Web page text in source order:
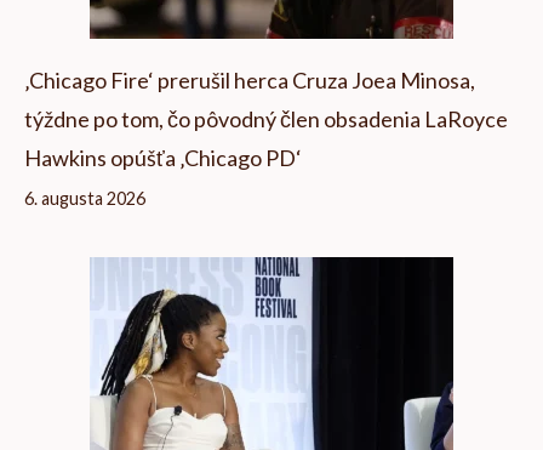
‚Chicago Fire‘ prerušil herca Cruza Joea Minosa,
týždne po tom, čo pôvodný člen obsadenia LaRoyce
Hawkins opúšťa ‚Chicago PD‘
6. augusta 2026